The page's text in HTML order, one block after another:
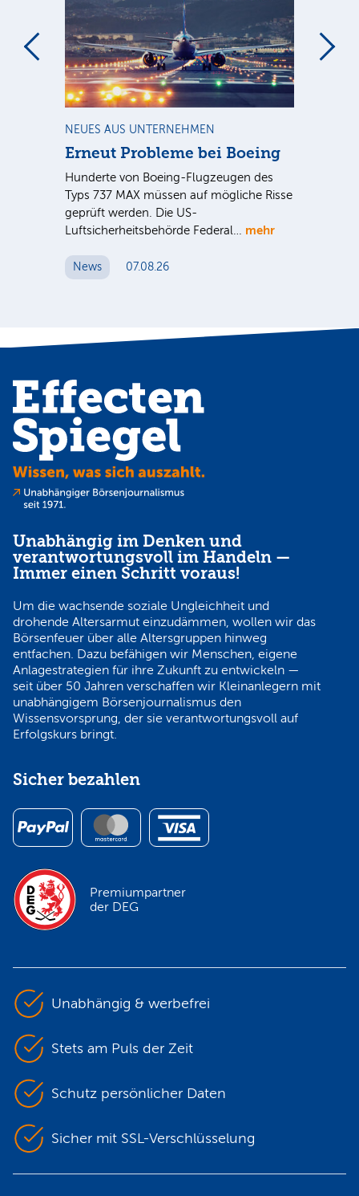
NEUES AUS UNTERNEHMEN
Erneut Probleme bei Boeing
Hunderte von Boeing-Flugzeugen des
Typs 737 MAX müssen auf mögliche Risse
geprüft werden. Die US-
Luftsicherheitsbehörde Federal… mehr
News 07.08.26
Unabhängig im Denken und
verantwortungsvoll im Handeln —
Immer einen Schritt voraus!
Um die wachsende soziale Ungleichheit und
drohende Altersarmut einzudämmen, wollen wir das
Börsenfeuer über alle Altersgruppen hinweg
entfachen. Dazu befähigen wir Menschen, eigene
Anlagestrategien für ihre Zukunft zu entwickeln —
seit über 50 Jahren verschaffen wir Kleinanlegern mit
unabhängigem Börsenjournalismus den
Wissensvorsprung, der sie verantwortungsvoll auf
Erfolgskurs bringt.
Sicher bezahlen
Premiumpartner
der DEG
Unabhängig & werbefrei
Stets am Puls der Zeit
Schutz persönlicher Daten
Sicher mit SSL-Verschlüsselung